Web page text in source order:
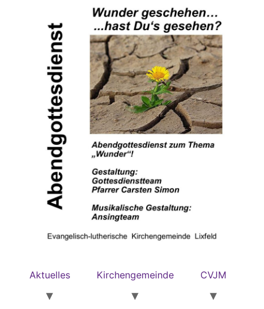
Aktuelles Kirchengemeinde CVJM